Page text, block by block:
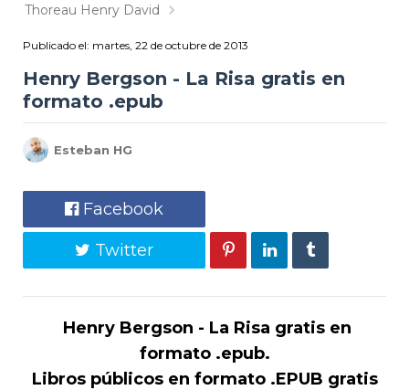
Thoreau Henry David
Publicado el: martes, 22 de octubre de 2013
Henry Bergson - La Risa gratis en
formato .epub
Esteban HG
Facebook
Twitter
Henry Bergson - La Risa gratis en
formato .epub.
Libros públicos en formato .EPUB gratis